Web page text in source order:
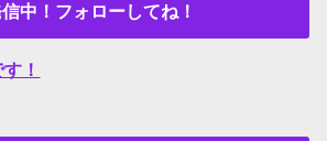
中！フォローしてね！
！